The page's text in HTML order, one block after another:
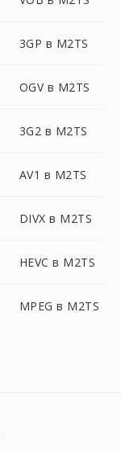
3GP в M2TS
OGV в M2TS
3G2 в M2TS
AV1 в M2TS
DIVX в M2TS
HEVC в M2TS
MPEG в M2TS